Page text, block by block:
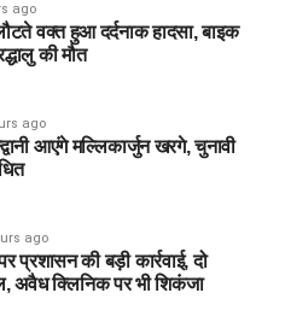
ago
वक्त हुआ दर्दनाक हादसा, बाइक
की मौत
ago
आएंगे मल्लिकार्जुन खरगे, चुनावी
ago
प्रशासन की बड़ी कार्रवाई, दो
अवैध क्लिनिक पर भी शिकंजा